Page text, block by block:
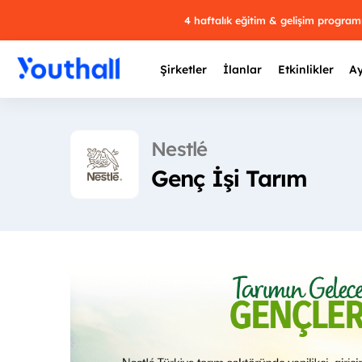
4 haftalık eğitim & gelişim
Şirketler İlanlar Etkinlikler
Nestlé
Genç İşi Tarım